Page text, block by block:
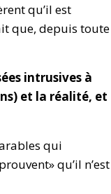
qu’il est
que, depuis toute
intrusives à
et la réalité, et
qui
qu’il n’est